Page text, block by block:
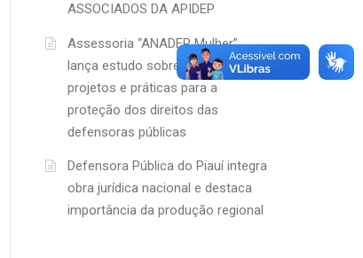
ASSOCIADOS DA APIDEP
Assessoria “ANADEP Mulher”
lança estudo sobre ações,
projetos e práticas para a
proteção dos direitos das
defensoras públicas
Defensora Pública do Piauí integra
obra jurídica nacional e destaca
importância da produção regional